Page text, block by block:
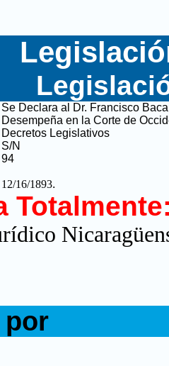
Se Declara al Dr. Francisco
Desempeña en la Corte de
Decretos Legislativos
S/N
94
12/16/1893.
por